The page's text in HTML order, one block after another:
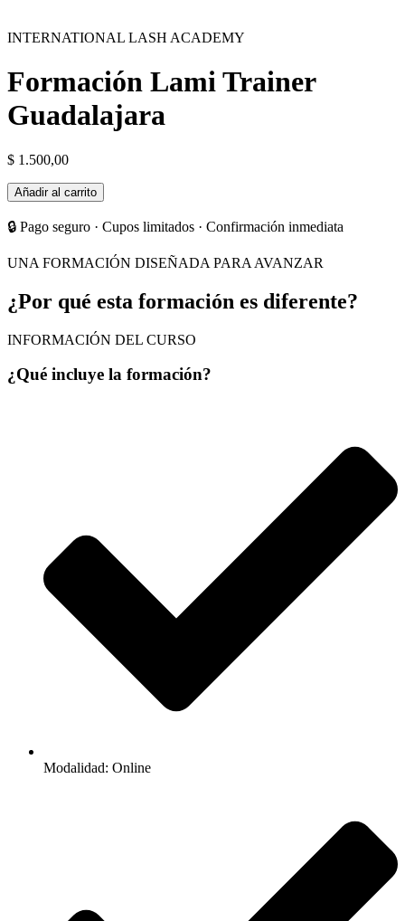
INTERNATIONAL LASH ACADEMY
Formación Lami Trainer
Guadalajara
$ 1.500,00
Formación
Lami
Trainer
Guadalajara
cantidad
Añadir al carrito
🔒 Pago seguro · Cupos limitados · Confirmación inmediata
UNA FORMACIÓN DISEÑADA PARA AVANZAR
¿Por qué esta formación es diferente?
INFORMACIÓN DEL CURSO
¿Qué incluye la formación?
Modalidad: Online